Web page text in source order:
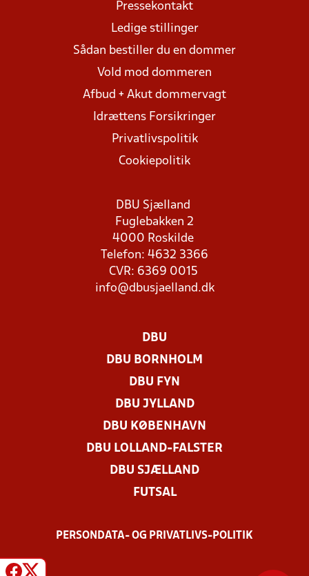
Pressekontakt
Ledige stillinger
Sådan bestiller du en dommer
Vold mod dommeren
Afbud + Akut dommervagt
Idrættens Forsikringer
Privatlivspolitik
Cookiepolitik
DBU Sjælland
Fuglebakken 2
4000 Roskilde
Telefon: 4632 3366
CVR: 6369 0015
info@dbusjaelland.dk
DBU
DBU BORNHOLM
DBU FYN
DBU JYLLAND
DBU KØBENHAVN
DBU LOLLAND-FALSTER
DBU SJÆLLAND
FUTSAL
PERSONDATA- OG PRIVATLIVS-POLITIK